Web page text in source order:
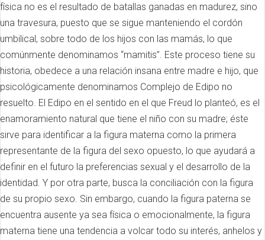
física no es el resultado de batallas ganadas en madurez, sino
una travesura, puesto que se sigue manteniendo el cordón
umbilical, sobre todo de los hijos con las mamás, lo que
comúnmente denominamos “mamitis”. Este proceso tiene su
historia, obedece a una relación insana entre madre e hijo, que
psicológicamente denominamos Complejo de Edipo no
resuelto. El Edipo en el sentido en el que Freud lo planteó, es el
enamoramiento natural que tiene el niño con su madre; éste
sirve para identificar a la figura materna como la primera
representante de la figura del sexo opuesto, lo que ayudará a
definir en el futuro la preferencias sexual y el desarrollo de la
identidad. Y por otra parte, busca la conciliación con la figura
de su propio sexo. Sin embargo, cuando la figura paterna se
encuentra ausente ya sea física o emocionalmente, la figura
materna tiene una tendencia a volcar todo su interés, anhelos y